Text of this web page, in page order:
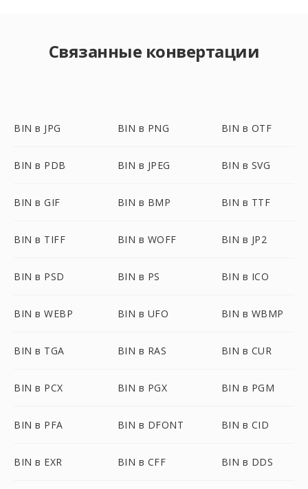
Связанные конвертации
BIN в JPG BIN в PNG BIN в OTF
BIN в PDB BIN в JPEG BIN в SVG
BIN в GIF BIN в BMP BIN в TTF
BIN в TIFF BIN в WOFF BIN в JP2
BIN в PSD BIN в PS BIN в ICO
BIN в WEBP BIN в UFO BIN в WBMP
BIN в TGA BIN в RAS BIN в CUR
BIN в PCX BIN в PGX BIN в PGM
BIN в PFA BIN в DFONT BIN в CID
BIN в EXR BIN в CFF BIN в DDS